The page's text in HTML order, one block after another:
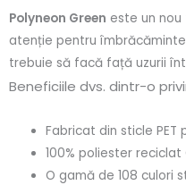
Polyneon Green este un
atenție pentru
trebuie să facă față uzurii
Beneficiile dvs. dintr-o
Fabricat din sticle PET
100% poliester reciclat
O gamă de 108 culori